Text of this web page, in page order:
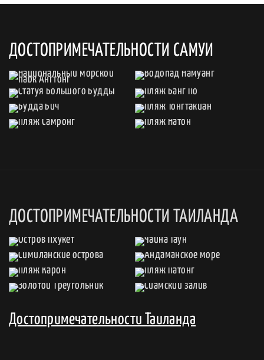
ДОСТОПРИМЕЧАТЕЛЬНОСТИ САМУИ
ДОСТОПРИМЕЧАТЕЛЬНОСТИ ТАИЛАНДА
Достопримечательности Таиланда